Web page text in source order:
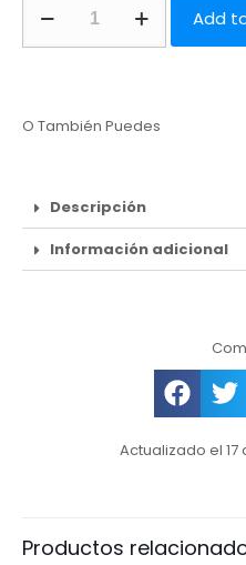
Add
O También Puedes
Descripción
Información adicional
Actualizado el
Productos